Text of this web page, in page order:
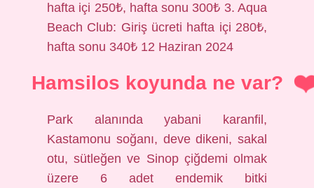
hafta içi 250₺, hafta sonu 300₺ 3. Aqua
Beach Club: Giriş ücreti hafta içi 280₺,
hafta sonu 340₺ 12 Haziran 2024
Hamsilos koyunda ne var?
Park alanında yabani karanfil,
Kastamonu soğanı, deve dikeni, sakal
otu, sütleğen ve Sinop çiğdemi olmak
üzere 6 adet endemik bitki